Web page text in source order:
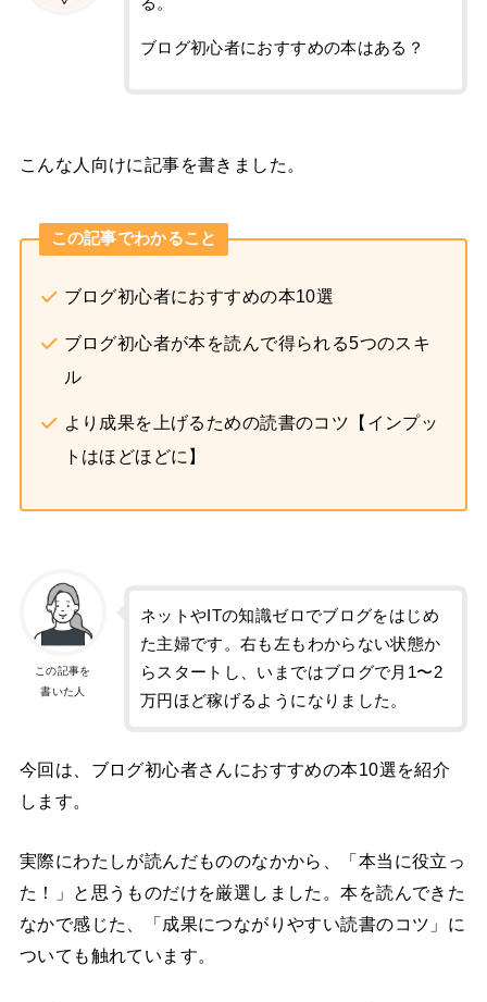
ブログ初心者におすすめの本はある？
こんな人向けに記事を書きました。
この記事でわかること
ブログ初心者におすすめの本10選
ブログ初心者が本を読んで得られる5つのスキ
ル
より成果を上げるための読書のコツ【インプッ
トはほどほどに】
この記事を
書いた人
ネットやITの知識ゼロでブログをはじめ
た主婦です。右も左もわからない状態か
らスタートし、いまではブログで月1〜2
万円ほど稼げるようになりました。
今回は、ブログ初心者さんにおすすめの本10選を紹介
します。
実際にわたしが読んだもののなかから、「本当に役立っ
た！」と思うものだけを厳選しました。本を読んできた
なかで感じた、「成果につながりやすい読書のコツ」に
ついても触れています。